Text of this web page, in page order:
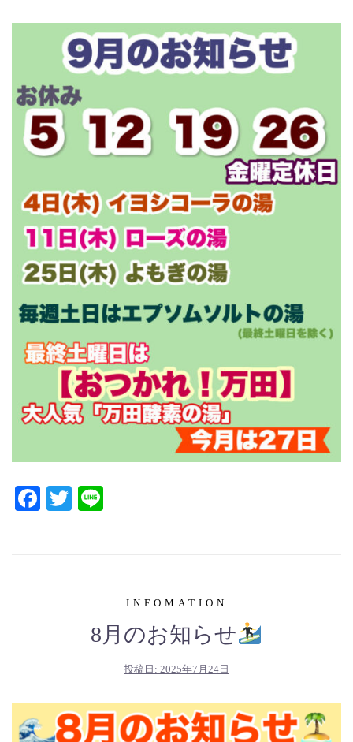
Facebook
Twitter
INFOMATION
8月のお知らせ
投稿日: 2025年7月24日